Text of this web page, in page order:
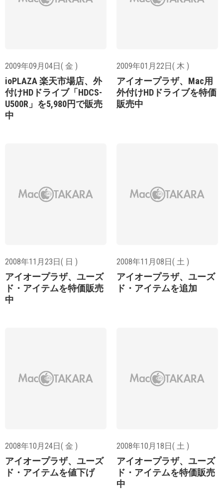
2009年09月04日( 金 )
ioPLAZA 楽天市場店、外
付けHDドライブ「HDCS-
U500R」を5,980円で販売
中
2009年01月22日( 木 )
アイオープラザ、Mac用
外付けHDドライブを特価
販売中
2008年11月23日( 日 )
アイオープラザ、ユーズ
ド・アイテムを特価販売
中
2008年11月08日( 土 )
アイオープラザ、ユーズ
ド・アイテムを追加
2008年10月24日( 金 )
アイオープラザ、ユーズ
ド・アイテムを値下げ
2008年10月18日( 土 )
アイオープラザ、ユーズ
ド・アイテムを特価販売
中